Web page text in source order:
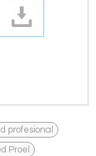
profesional ,
Proel ,